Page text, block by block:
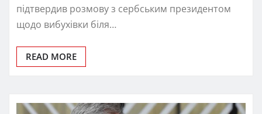
підтвердив розмову з сербським президентом
щодо вибухівки біля…
READ MORE